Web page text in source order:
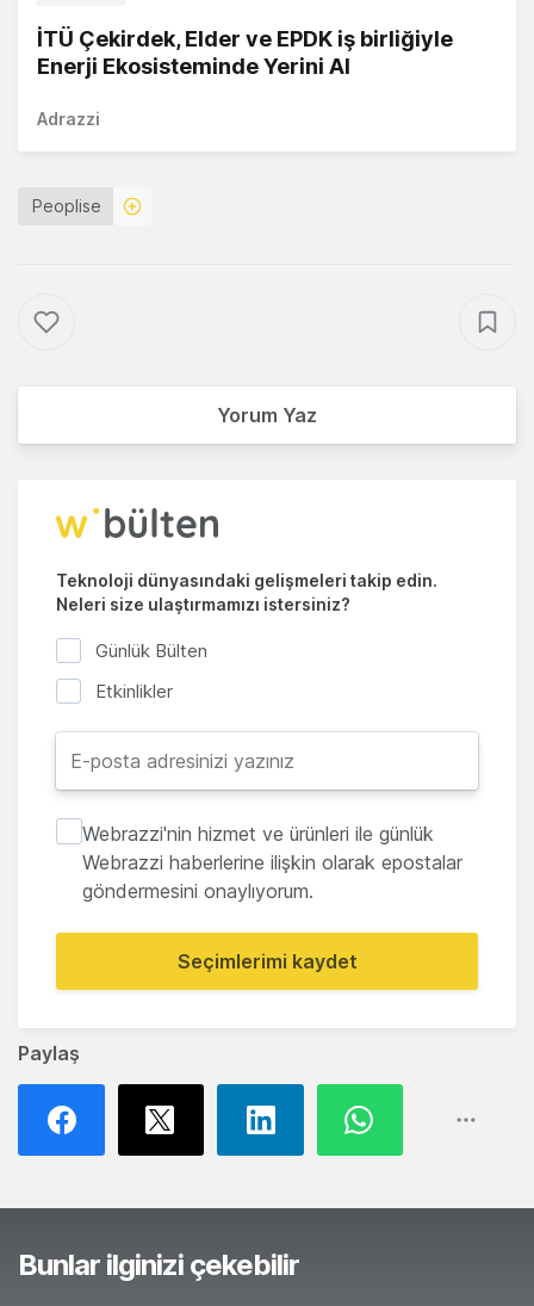
Paylaş
İTÜ Çekirdek, Elder ve EPDK iş birliğiyle
Enerji Ekosisteminde Yerini Al
Adrazzi
Peoplise
Yorum Yaz
Teknoloji dünyasındaki gelişmeleri takip edin.
Neleri size ulaştırmamızı istersiniz?
Günlük Bülten
Etkinlikler
Webrazzi'nin hizmet ve ürünleri ile günlük
Webrazzi haberlerine ilişkin olarak epostalar
göndermesini onaylıyorum.
Seçimlerimi kaydet
Bunlar ilginizi çekebilir